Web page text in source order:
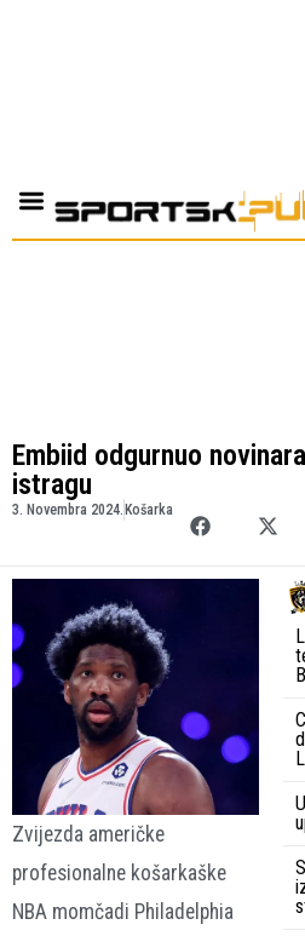
Embiid odgurnuo
istragu
3. Novembra 2024.Košarka
Zvijezda američke
profesionalne košarkaške
NBA momčadi Philadelphia